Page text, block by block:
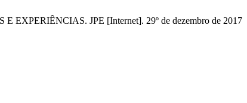
JPE [Internet]. 29º de dezembro de 2017